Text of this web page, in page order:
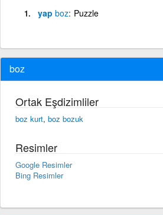
yap boz Puzzle
boz
Ortak Eşdizimliler
boz kurt, boz bozuk
Resimler
Google Resimler
Bing Resimler